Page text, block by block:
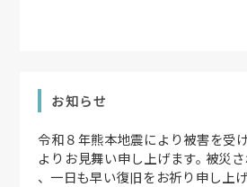
お知らせ
令和８年熊本地震により被害を受
よりお見舞い申し上げます。被災
、一日も早い復旧をお祈り申し上